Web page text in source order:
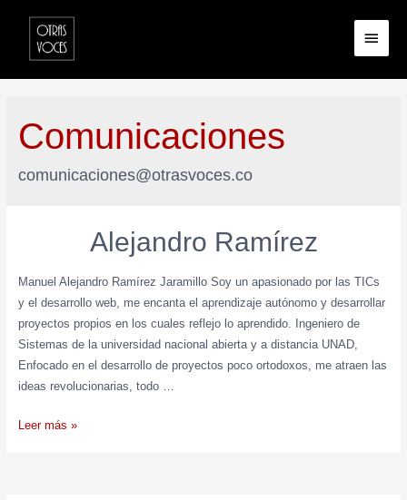
Comunicaciones
comunicaciones@otrasvoces.co
Alejandro Ramírez
Manuel Alejandro Ramírez Jaramillo Soy un apasionado por las TICs
y el desarrollo web, me encanta el aprendizaje autónomo y desarrollar
proyectos propios en los cuales reflejo lo aprendido. Ingeniero de
Sistemas de la universidad nacional abierta y a distancia UNAD,
Enfocado en el desarrollo de proyectos poco ortodoxos, me atraen las
ideas revolucionarias, todo …
Leer más »